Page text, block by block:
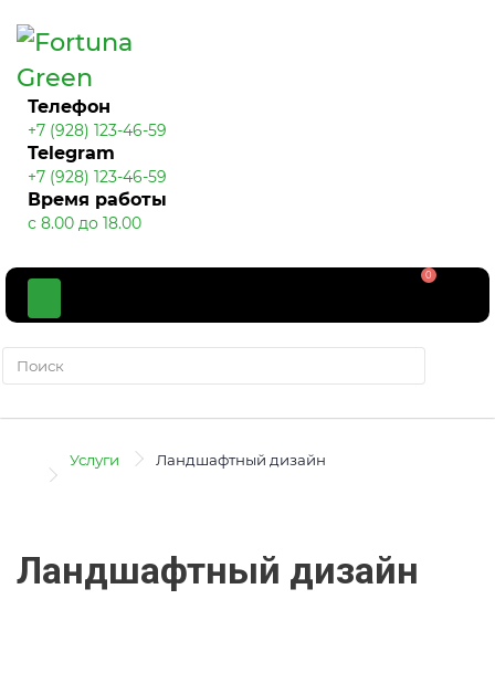
Телефон
+7 (928) 123-46-59
Telegram
+7 (928) 123-46-59
Время работы
с 8.00 до 18.00
0
Услуги Ландшафтный дизайн
Ландшафтный дизайн